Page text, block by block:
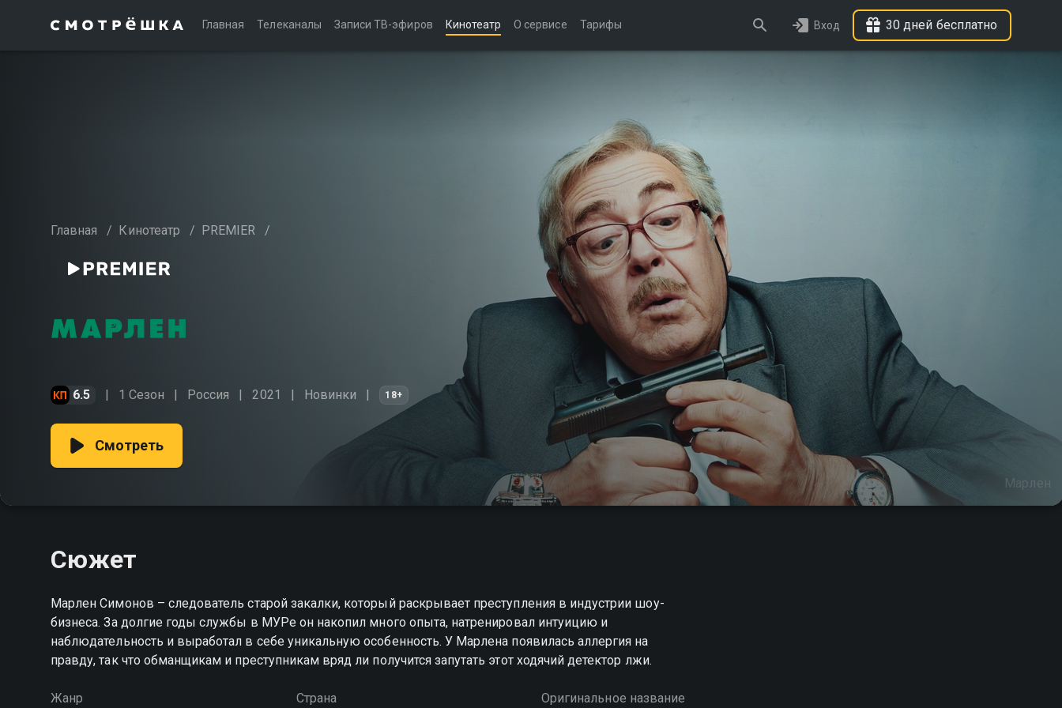
Главная Телеканалы Записи ТВ-эфиров Кинотеатр О сервисе Тарифы Вход 30 дней бесплатно
Главная / Кинотеатр / PREMIER /
6.5 1 Сезон Россия 2021 Новинки 18+
Марлен
Смотреть
Сюжет
Марлен Симонов – следователь старой закалки, который раскрывает преступления в индустрии шоу-
бизнеса. За долгие годы службы в МУРе он накопил много опыта, натренировал интуицию и
наблюдательность и выработал в себе уникальную особенность. У Марлена появилась аллергия на
правду, так что обманщикам и преступникам вряд ли получится запутать этот ходячий детектор лжи.
Жанр Страна Оригинальное название